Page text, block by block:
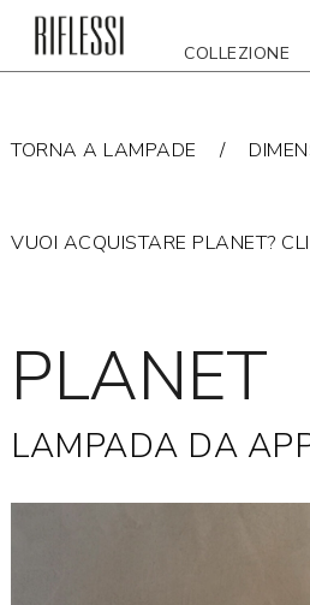
COLLEZIONE
TORNA A LAMPADE
VUOI ACQUISTARE PLANET?
PLANET
LAMPADA DA